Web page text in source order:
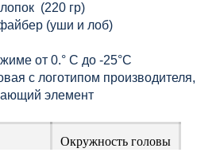
(220 гр)
(уши и лоб)
от 0.° С до -25°С
с логотипом производителя,
элемент
Окружность головы